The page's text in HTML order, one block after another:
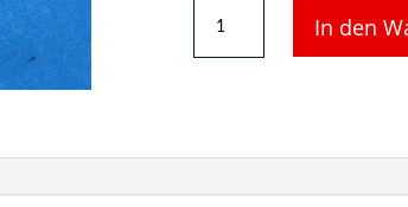
Lichtleitersatz
für
7071
Menge
In den